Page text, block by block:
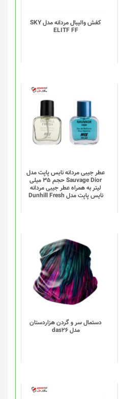
کفش والیبال مردانه مدل SKY
ELITF FF
گزینه
ها
محصول
انتخاب
عطر جیبی مردانه نایس پاپت مدل
Sauvage Dior حجم 35 میلی
لیتر به همراه عطر جیبی مردانه
نایس پاپت مدل Dunhill Fresh
دستمال سر و گردن هزاردستان
مدل das26
این
محصول
دارای
انواع
مختلفی
می
گزینه
ها
محصول